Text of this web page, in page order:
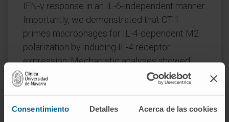
Consentimiento Detalles Acerca de las cookies
IFN-γ response in an IL-6-independent manner.
Importantly, we demonstrated that CT-1
primes macrophages for IL-4-dependent M2
polarization by inducing IL-4 receptor
expression. Mechanistic analyses showed
that the signal transducer and activator of
transcription 3-suppressor of cytokine